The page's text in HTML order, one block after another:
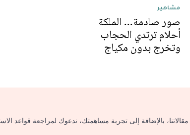
مشاهير
صور صادمة... الملكة
أحلام ترتدي الحجاب
وتخرج بدون مكياج
بالإضافة إلى تجربة مساهمتك، ندعوك لمراجعة قواعد